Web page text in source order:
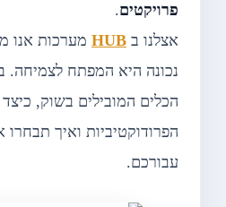
פרויקטים.
אצלנו ב HUB מערכות אנו
נכונה היא המפתח לצמיחה.
הכלים המובילים בשוק,
הפרודוקטיביות ואיך
עבורכם.